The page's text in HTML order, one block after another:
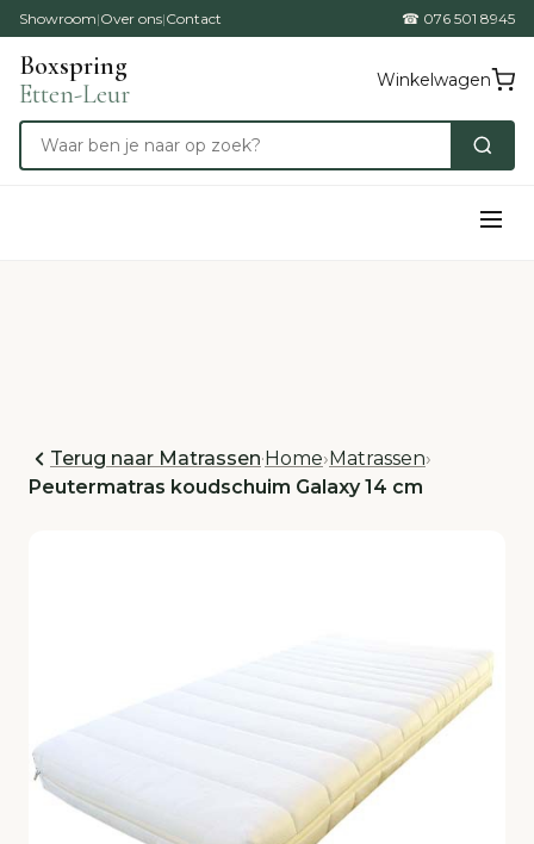
Showroom|Over ons|Contact ☎ 076 501 8945
Boxspring
Etten-Leur
Winkelwagen
Terug naar Matrassen·Home›Matrassen›
Peutermatras koudschuim Galaxy 14 cm